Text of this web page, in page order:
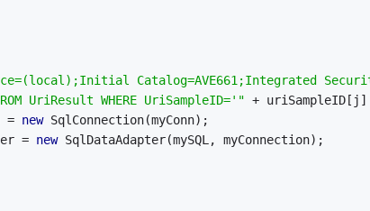
Catalog=AVE661;Integrated
UriResult WHERE UriSampleID='" +
=
new SqlConnection(myConn);
=
new SqlDataAdapter(mySQL, myConnection);